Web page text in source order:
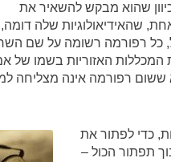
שהוא מבקש להשאיר את
שהאידיאולוגיות שלה
כל רפורמה רשומה על שם
האזוריות בשמו של
ששום רפורמה אינה מצליחה
כדי לפתור את
תפתור הכול –